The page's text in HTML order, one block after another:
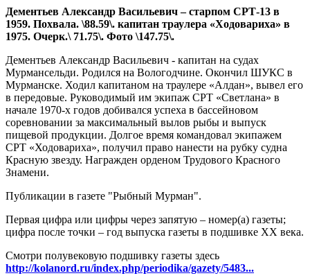
Дементьев Александр Васильевич – старпом СРТ-13 в
1959. Похвала. \88.59\. капитан траулера «Ходовариха» в
1975. Очерк.\ 71.75\. Фото \147.75\.
Дементьев Александр Васильевич - капитан на судах
Мурмансельди. Родился на Вологодчине. Окончил ШУКС в
Мурманске. Ходил капитаном на траулере «Алдан», вывел его
в передовые. Руководимый им экипаж СРТ «Светлана» в
начале 1970-х годов добивался успеха в бассейновом
соревновании за максимальный вылов рыбы и выпуск
пищевой продукции. Долгое время командовал экипажем
СРТ «Ходовариха», получил право нанести на рубку судна
Красную звезду. Награжден орденом Трудового Красного
Знамени.
Публикации в газете "Рыбный Мурман".
Первая цифра или цифры через запятую – номер(а) газеты;
цифра после точки – год выпуска газеты в подшивке ХХ века.
Смотри полувековую подшивку газеты здесь
http://kolanord.ru/index.php/periodika/gazety/5483...